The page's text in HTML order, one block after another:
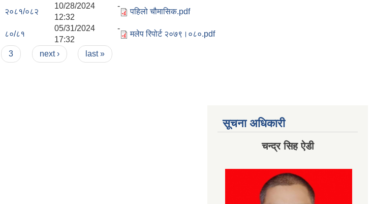
२०८१/०८२
10/28/2024 -
12:32
पहिलो चौमासिक.pdf
८०/८१
05/31/2024 -
17:32
मलेप रिपोर्ट २०७९।०८०.pdf
3 next › last »
सूचना अधिकारी
चन्द्र सिह ऐडी